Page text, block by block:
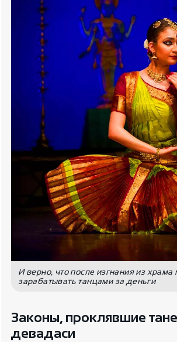
И верно, что после изгнания из храма
зарабатывать танцами за деньги
Законы, проклявшие
девадаси